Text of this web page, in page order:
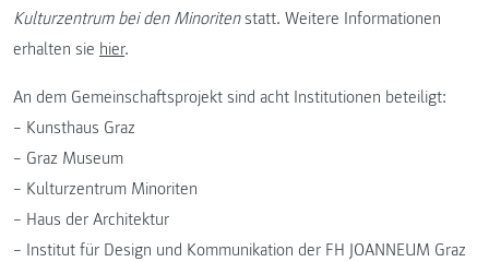
Kulturzentrum bei den Minoritenstatt. Weitere Informationen
erhalten sie hier.
An dem Gemeinschaftsprojekt sind acht Institutionen beteiligt:
– Kunsthaus Graz
– Graz Museum
– Kulturzentrum Minoriten
– Haus der Architektur
– Institut für Design und Kommunikation der FH JOANNEUM Graz